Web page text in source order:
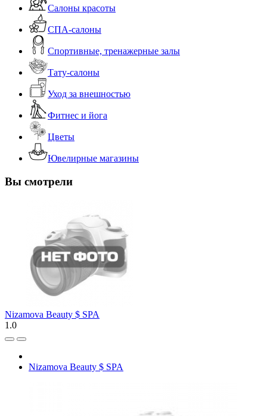
Салоны красоты
СПА-салоны
Спортивные, тренажерные залы
Тату-салоны
Уход за внешностью
Фитнес и йога
Цветы
Ювелирные магазины
Вы смотрели
Nizamova Beauty $ SPA
1.0
Nizamova Beauty $ SPA